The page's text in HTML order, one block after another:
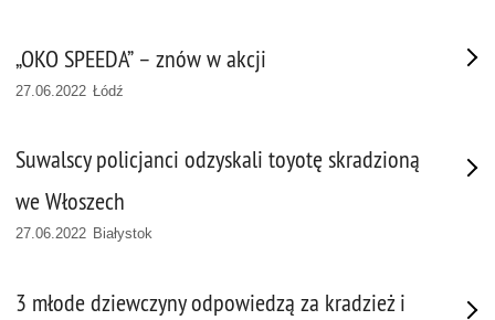
„OKO SPEEDA” – znów w akcji
27.06.2022 Łódź
Suwalscy policjanci odzyskali toyotę skradzioną
we Włoszech
27.06.2022 Białystok
3 młode dziewczyny odpowiedzą za kradzież i